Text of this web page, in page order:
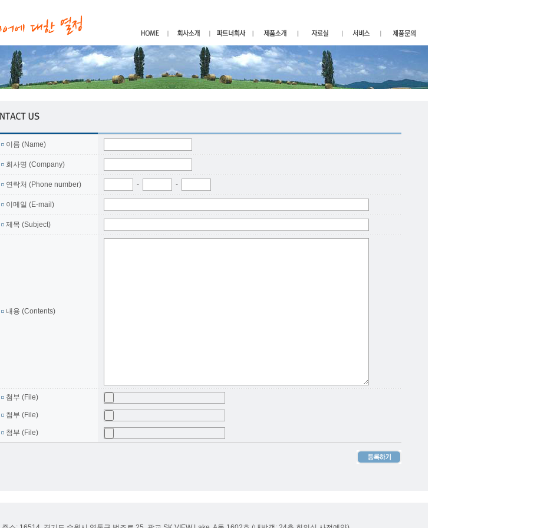
이름 (Name)
회사명 (Company)
연락처 (Phone number) - -
이메일 (E-mail)
제목 (Subject)
내용 (Contents)
첨부 (File)
첨부 (File)
첨부 (File)